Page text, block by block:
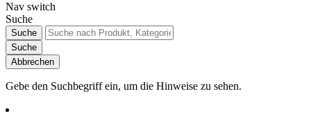
Nav switch
Suche
Suche
Suche
Abbrechen
Gebe den Suchbegriff ein, um die Hinweise zu sehen.